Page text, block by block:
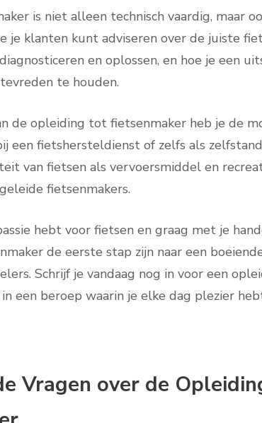
is niet alleen technisch vaardig, maar
je klanten kunt adviseren over de juiste
en oplossen, en hoe je een
te houden.
de opleiding tot fietsenmaker heb je de
een fietshersteldienst of zelfs als
van fietsen als vervoersmiddel en
fietsenmakers.
hebt voor fietsen en graag met je
de eerste stap zijn naar een
Schrijf je vandaag nog in voor een
een beroep waarin je elke dag plezier
Vragen over de